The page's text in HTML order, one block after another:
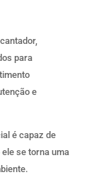
para
e
é capaz de
se torna uma